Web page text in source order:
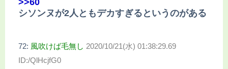
>>60
シソンヌが2人ともデカすぎるというのがある
72: 風吹けば毛無し 2020/10/21(水) 01:38:29.69
ID:/QlHcjfG0